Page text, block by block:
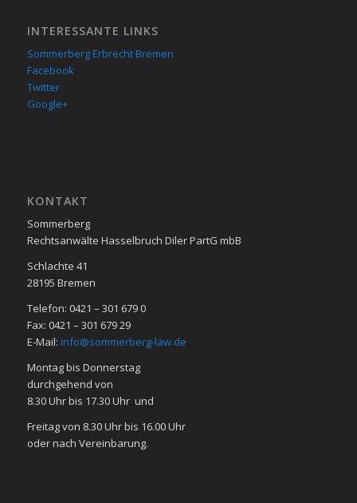
INTERESSANTE LINKS
Sommerberg Erbrecht Bremen
Facebook
Twitter
Google+
KON­TAKT
Sommerberg
Rechtsanwälte Hasselbruch Diler PartG mbB
Schlachte 41
28195 Bre­men
Telefon: 0421 – 301 679 0
Fax: 0421 – 301 679 29
E-Mail: info@sommerberg-law.de
Mon­tag bis Don­ners­tag
durch­ge­hend von
8.30 Uhr bis 17.30 Uhr und
Frei­tag von 8.30 Uhr bis 16.00 Uhr
oder nach Ver­ein­ba­rung.